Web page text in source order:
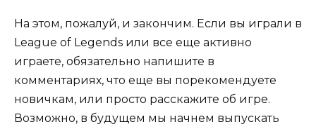
На этом, пожалуй, и закончим. Если вы играли в
League of Legends или все еще активно
играете, обязательно напишите в
комментариях, что еще вы порекомендуете
новичкам, или просто расскажите об игре.
Возможно, в будущем мы начнем выпускать